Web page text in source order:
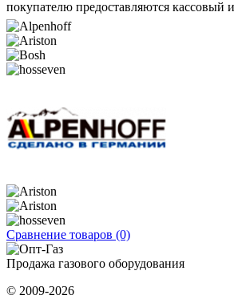
покупателю предоставляются кассовый
Сравнение товаров (0)
Продажа газового оборудования
© 2009-2026